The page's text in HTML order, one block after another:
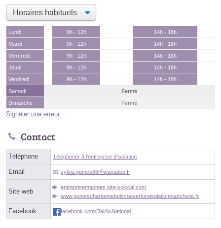
Lundi 9h - 12h
14h - 18h
Mardi
9h - 12h
14h - 18h
Mercredi
9h - 12h
14h - 18h
Jeudi
9h - 12h
14h - 18h
Vendredi
9h - 12h
14h - 18h
Samedi
Fermé
Dimanche
Fermé
Signaler une erreur
Contact
Téléphone Téléphoner à l'entreprise d'isolation
Email sylvia.gomes88ⓐwanadoo.fr
Site web
entreprisemgomes.site-solocal.com
www.gomescharpenteboiscouvertureisolationetancheite.fr
Facebook facebook.com/DalAluNational